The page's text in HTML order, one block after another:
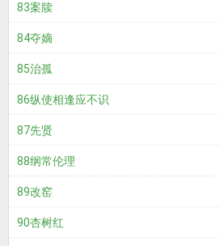
83案牍
84夺嫡
85治孤
86纵使相逢应不识
87先贤
88纲常伦理
89改窑
90杏树红